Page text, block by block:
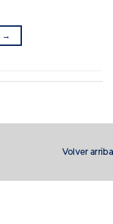
→
Volver arriba